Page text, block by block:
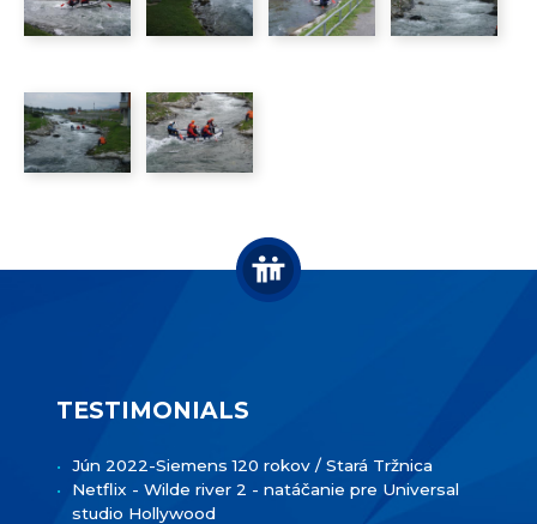
TESTIMONIALS
Jún 2022-Siemens 120 rokov / Stará Tržnica
Netflix - Wilde river 2 - natáčanie pre Universal
studio Hollywood